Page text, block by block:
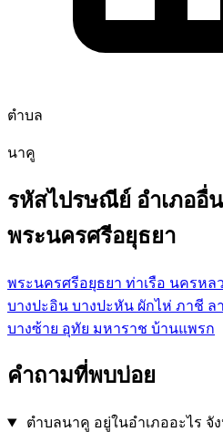
ตำบล
นาคู
รหัสไปรษณีย์ อำเภออื่
พระนครศรีอยุธยา
พระนครศรีอยุธยา ท่าเรือ นครหล
บางปะอิน บางปะหัน ผักไห่ ภาชี ล
บางซ้าย อุทัย มหาราช บ้านแพรก
คำถามที่พบบ่อย
ตำบลนาคู อยู่ในอำเภออะไร จั